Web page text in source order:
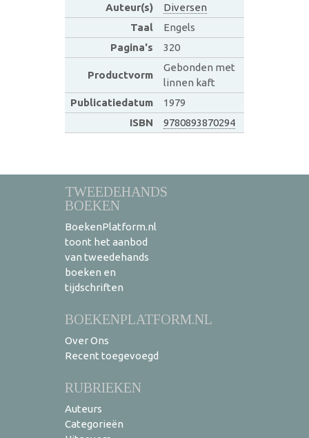
Auteur(s)
Diversen
Taal
Engels
Pagina's
320
Productvorm
Gebonden met
linnen kaft
Publicatiedatum
1979
ISBN
9780893870294
TWEEDEHANDS
BOEKEN
BoekenPlatform.nl
toont het aanbod
van tweedehands
boeken en
tijdschriften
BOEKENPLATFORM.NL
Over Ons
Recent toegevoegd
RUBRIEKEN
Auteurs
Categorieën